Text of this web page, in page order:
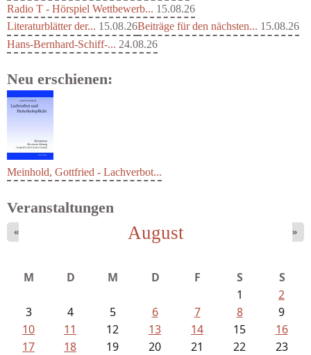
Radio T - Hörspiel Wettbewerb... 15.08.26
Literaturblätter der... 15.08.26Beiträge für den nächsten... 15.08.26
Hans-Bernhard-Schiff-... 24.08.26
Neu erschienen:
Meinhold, Gottfried - Lachverbot...
Veranstaltungen
August
« »
M D M D F S
S
1
2
3
4 5 6 7 8
9
10
11 12 13 14 15
16
17
18 19 20 21 22 23